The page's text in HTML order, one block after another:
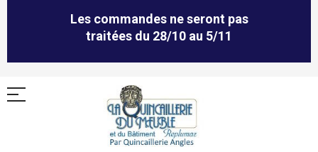
Les commandes ne seront pas
traitées du 28/10 au 5/11